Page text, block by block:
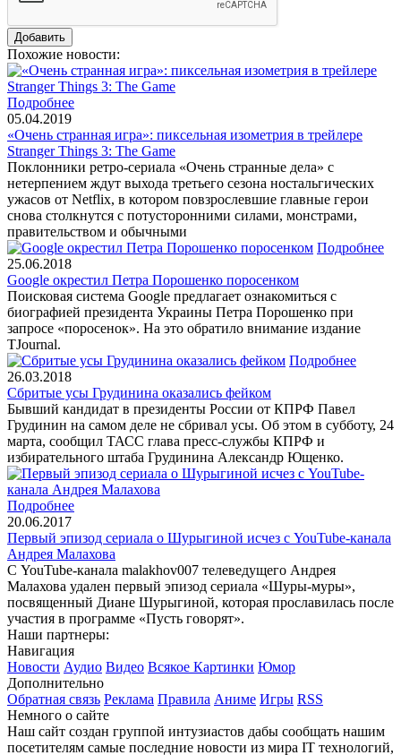
Похожие новости:
Подробнее
05.04.2019
«Очень странная игра»: пиксельная изометрия в трейлере
Stranger Things 3: The Game
Поклонники ретро-сериала «Очень странные дела» с
нетерпением ждут выхода третьего сезона ностальгических
ужасов от Netflix, в котором повзрослевшие главные герои
снова столкнутся с потусторонними силами, монстрами,
правительством и обычными
Подробнее
25.06.2018
Google окрестил Петра Порошенко поросенком
Поисковая система Google предлагает ознакомиться с
биографией президента Украины Петра Порошенко при
запросе «поросенок». На это обратило внимание издание
TJournal.
Подробнее
26.03.2018
Сбритые усы Грудинина оказались фейком
Бывший кандидат в президенты России от КПРФ Павел
Грудинин на самом деле не сбривал усы. Об этом в субботу, 24
марта, сообщил ТАСС глава пресс-службы КПРФ и
избирательного штаба Грудинина Александр Ющенко.
Подробнее
20.06.2017
Первый эпизод сериала о Шурыгиной исчез с YouTube-канала
Андрея Малахова
С YouTube-канала malakhov007 телеведущего Андрея
Малахова удален первый эпизод сериала «Шуры-муры»,
посвященный Диане Шурыгиной, которая прославилась после
участия в программе «Пусть говорят».
Наши партнеры:
Навигация
Новости Аудио Видео Всякое Картинки Юмор
Дополнительно
Обратная связь Реклама Правила Аниме Игры RSS
Немного о сайте
Наш сайт создан группой интузиастов дабы сообщать нашим
посетителям самые последние новости из мира IT технологий,